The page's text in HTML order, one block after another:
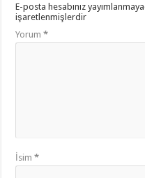
E-posta hesabınız
işaretlenmişlerdir
Yorum*
İsim*